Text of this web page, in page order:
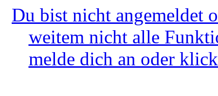
Du bist nicht angemeldet
weitem nicht alle
melde dich an oder